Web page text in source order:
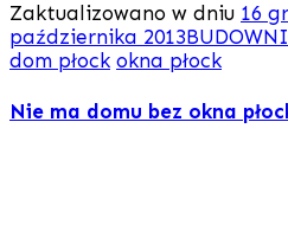
Zaktualizowano w dniu 16
października 2013
dom płock okna płock
Nie ma domu bez okna